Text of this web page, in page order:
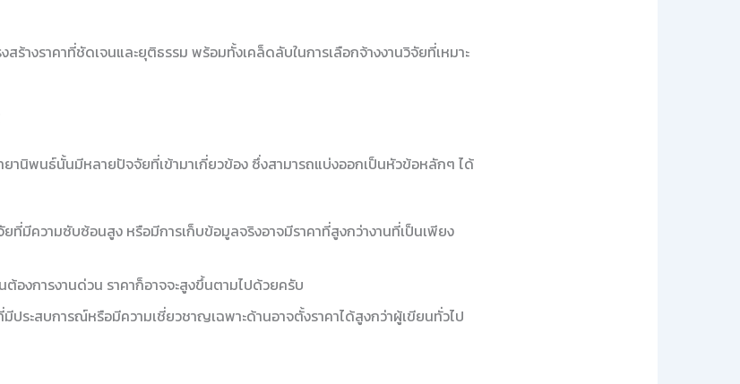
ร้างราคาที่ชัดเจนและยุติธรรม พร้อมทั้งเคล็ดลับในการเลือกจ้างงานวิจัยที่เหมาะ
ยานิพนธ์นั้นมีหลายปัจจัยที่เข้ามาเกี่ยวข้อง ซึ่งสามารถแบ่งออกเป็นหัวข้อหลักๆ ได้
ยที่มีความซับซ้อนสูง หรือมีการเก็บข้อมูลจริงอาจมีราคาที่สูงกว่างานที่เป็นเพียง
ต้องการงานด่วน ราคาก็อาจจะสูงขึ้นตามไปด้วยครับ
ประสบการณ์หรือมีความเชี่ยวชาญเฉพาะด้านอาจตั้งราคาได้สูงกว่าผู้เขียนทั่วไป